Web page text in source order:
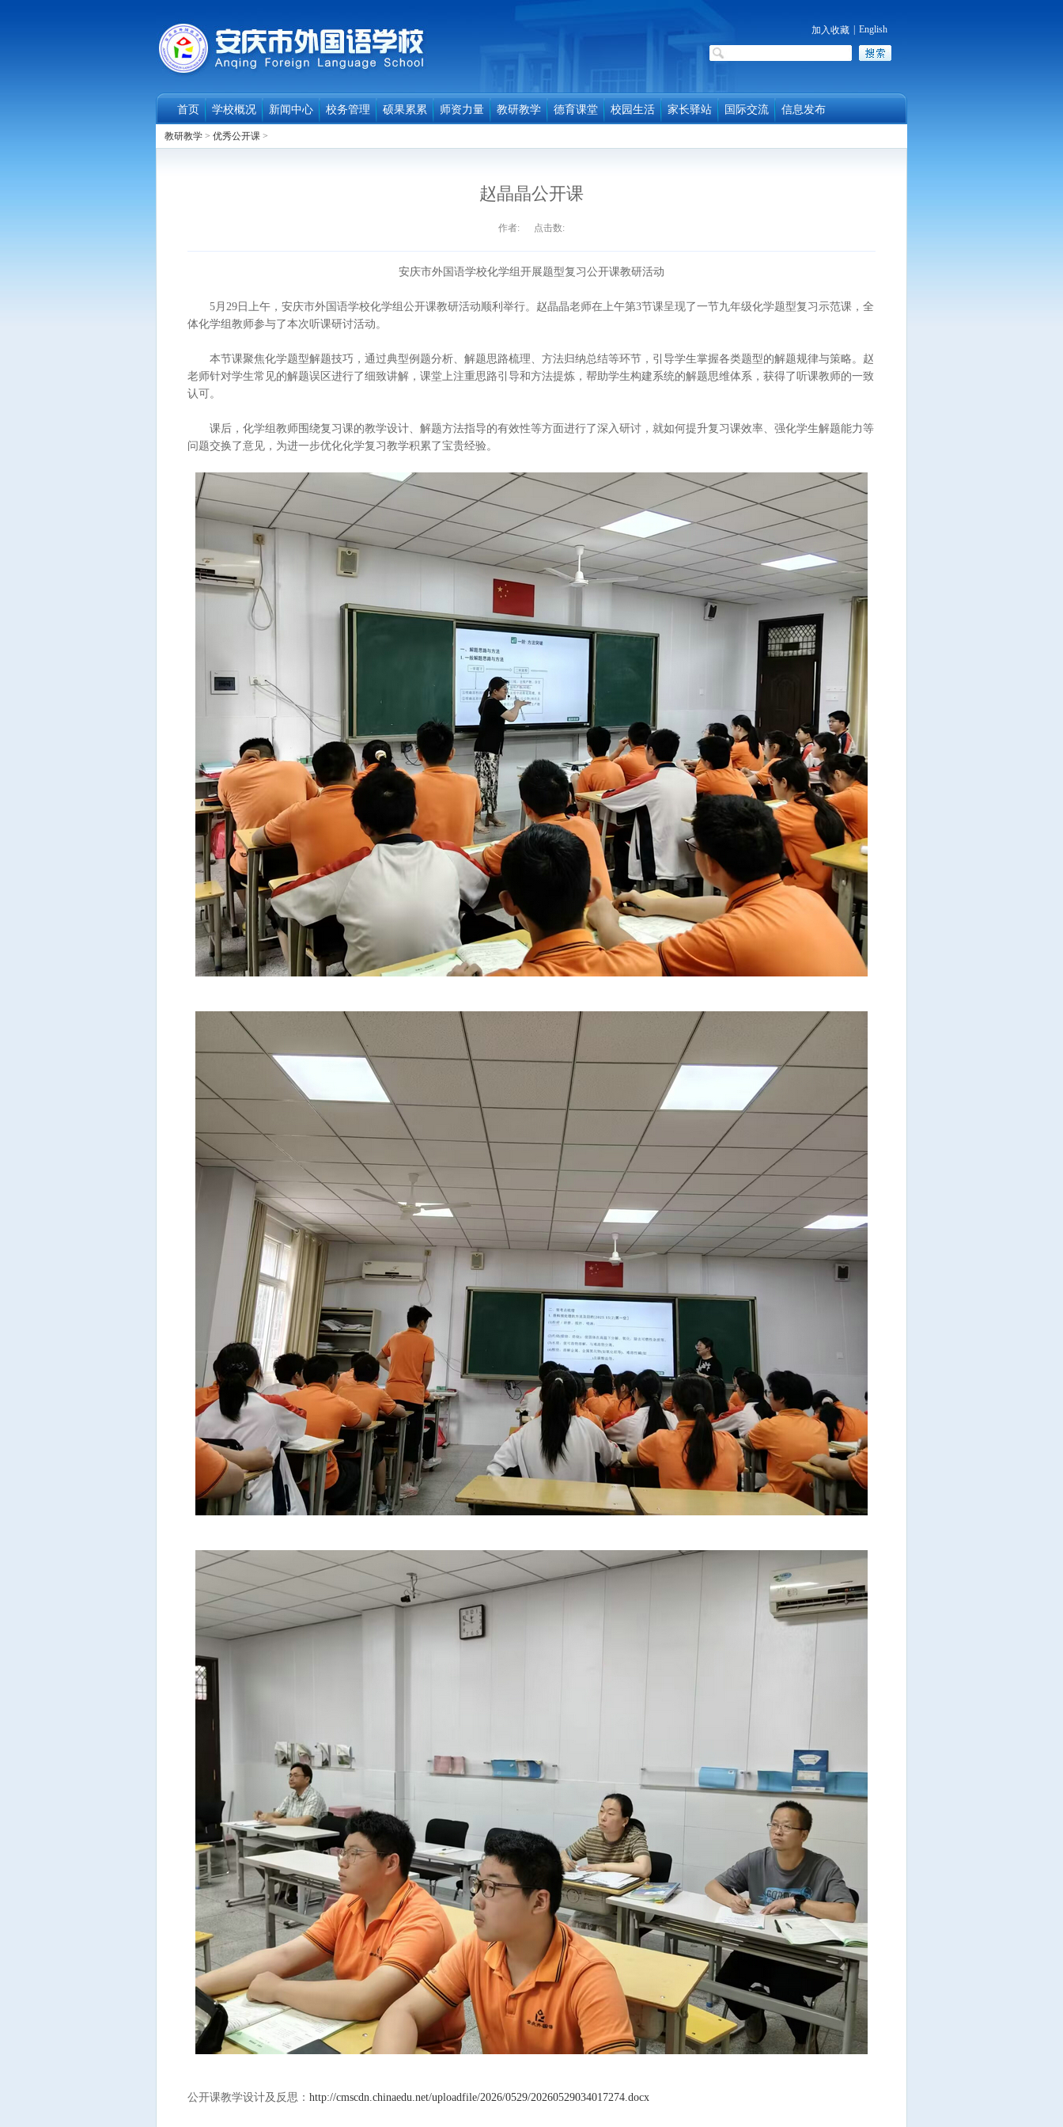
English
加入收藏
首页 学校概况 新闻中心 校务管理 硕果累累 师资力量 教研教学 德育课堂 校园生活 家长驿站 国际交流 信息发布
教研教学 > 优秀公开课 >
赵晶晶公开课
作者: 点击数:
安庆市外国语学校化学组开展题型复习公开课教研活动
5月29日上午，安庆市外国语学校化学组公开课教研活动顺利举行。赵晶晶老师在上午第3节课呈现了一节九年级化学题型复习示范课，全
体化学组教师参与了本次听课研讨活动。
本节课聚焦化学题型解题技巧，通过典型例题分析、解题思路梳理、方法归纳总结等环节，引导学生掌握各类题型的解题规律与策略。赵
老师针对学生常见的解题误区进行了细致讲解，课堂上注重思路引导和方法提炼，帮助学生构建系统的解题思维体系，获得了听课教师的一致
认可。
课后，化学组教师围绕复习课的教学设计、解题方法指导的有效性等方面进行了深入研讨，就如何提升复习课效率、强化学生解题能力等
问题交换了意见，为进一步优化化学复习教学积累了宝贵经验。
公开课教学设计及反思： http://cmscdn.chinaedu.net/uploadfile/2026/0529/20260529034017274.docx